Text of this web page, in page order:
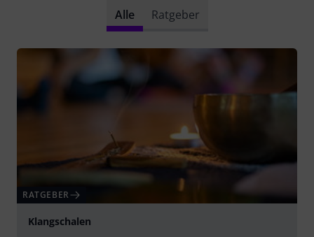
Alle Ratgeber
RATGEBER
Klangschalen